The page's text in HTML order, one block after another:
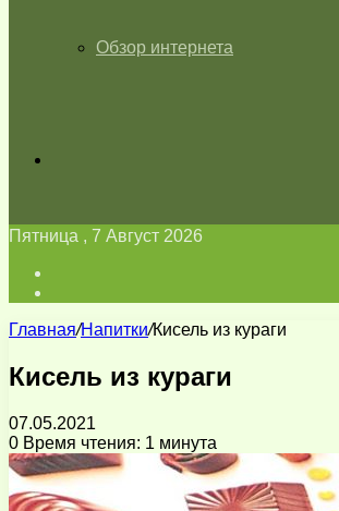
Обзор интернета
Пятница , 7 Август 2026
Главная/Напитки/Кисель из кураги
Кисель из кураги
07.05.2021
0 Время чтения: 1 минута